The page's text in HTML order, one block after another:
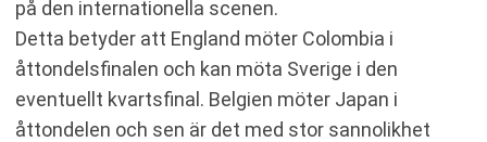
på den internationella scenen.
Detta betyder att England möter Colombia i
åttondelsfinalen och kan möta Sverige i den
eventuellt kvartsfinal. Belgien möter Japan i
åttondelen och sen är det med stor sannolikhet